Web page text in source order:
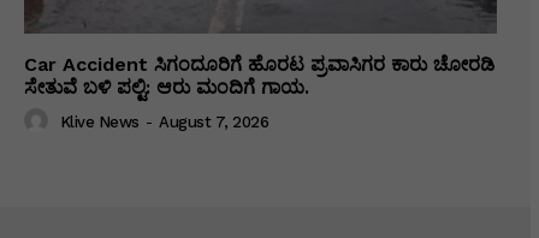
Car Accident ಸಿಗಂದೂರಿಗೆ ಹೊರಟ ಪ್ರವಾಸಿಗರ ಕಾರು ಚೋರಡಿ
ಸೇತುವೆ ಬಳಿ ಪಲ್ಟಿ: ಆರು ಮಂದಿಗೆ ಗಾಯ.
Klive News - August 7, 2026